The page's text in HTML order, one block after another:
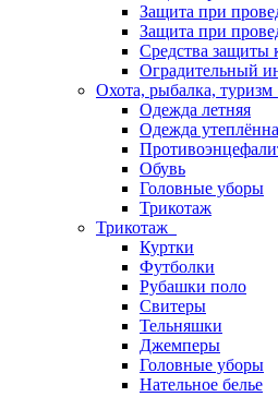
Защита при
Защита при
Средства защиты
Оградительный
Охота, рыбалка, туризм
Одежда летняя
Одежда
Обувь
Головные уборы
Трикотаж
Трикотаж
Куртки
Футболки
Рубашки поло
Свитеры
Тельняшки
Джемперы
Головные уборы
Нательное белье